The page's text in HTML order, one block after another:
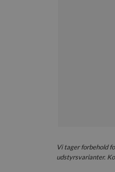
Vi tager forbehold
udstyrsvarianter.